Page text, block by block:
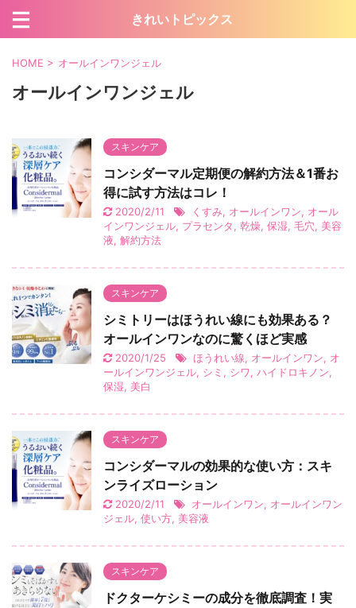
きれいトピックス
HOME > オールインワンジェル
オールインワンジェル
スキンケア
コンシダーマル定期便の解約方法＆1番お
得に試す方法はコレ！
2020/2/11 くすみ, オールインワン, オール
インワンジェル, プラセンタ, 乾燥, 保湿, 毛穴, 美容
液, 解約方法
スキンケア
シミトリーはほうれい線にも効果ある？
オールインワンなのに驚くほど実感
2020/1/25 ほうれい線, オールインワン, オ
ールインワンジェル, シミ , シワ, ハイドロキノン,
保湿, 美白
スキンケア
コンシダーマルの効果的な使い方：スキ
ンライズローション
2020/2/11 オールインワン, オールインワン
ジェル, 使い方, 美容液
スキンケア
ドクターケシミーの成分を徹底調査！実